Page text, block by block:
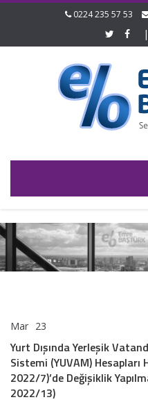
0224 235 57 53
|
Mar 23
Yerleşik
Vatandaşlar
Mevduat
ve
Yurt Dışında Yerleşik
Sistemi (YUVAM) Hesapları
2022/7)’de Değişiklik
2022/13)